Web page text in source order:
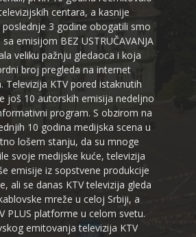
centara, a kasnije
poslednje 3 godine obogatili smo
emisijom BEZ USTRUČAVANJA
veliku pažnju gledaoca i koja
broj pregleda na internet
Televizija KTV pored istaknutih
još 10 autorskih emisija nedeljno
program. S obzirom na
10 godina medijska scena u
lošem stanju, da su mnoge
svoje medijske kuće, televizija
emisije iz sopstvene produkcije
ali se danas KTV televizija gleda
mreže u celoj Srbiji, a
PLUS platforme u celom svetu.
emitovanja televizija KTV